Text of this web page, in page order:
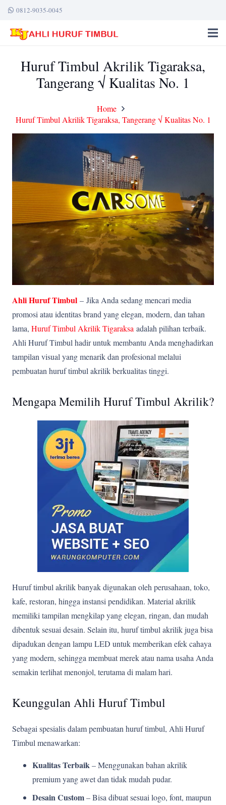
0812-9035-0045
Huruf Timbul Akrilik Tigaraksa,
Tangerang √ Kualitas No. 1
Home
Huruf Timbul Akrilik Tigaraksa, Tangerang √ Kualitas No. 1
Ahli Huruf Timbul – Jika Anda sedang mencari media
promosi atau identitas brand yang elegan, modern, dan tahan
lama, Huruf Timbul Akrilik Tigaraksa adalah pilihan terbaik.
Ahli Huruf Timbul hadir untuk membantu Anda menghadirkan
tampilan visual yang menarik dan profesional melalui
pembuatan huruf timbul akrilik berkualitas tinggi.
Mengapa Memilih Huruf Timbul Akrilik?
Huruf timbul akrilik banyak digunakan oleh perusahaan, toko,
kafe, restoran, hingga instansi pendidikan. Material akrilik
memiliki tampilan mengkilap yang elegan, ringan, dan mudah
dibentuk sesuai desain. Selain itu, huruf timbul akrilik juga bisa
dipadukan dengan lampu LED untuk memberikan efek cahaya
yang modern, sehingga membuat merek atau nama usaha Anda
semakin terlihat menonjol, terutama di malam hari.
Keunggulan Ahli Huruf Timbul
Sebagai spesialis dalam pembuatan huruf timbul, Ahli Huruf
Timbul menawarkan:
Kualitas Terbaik– Menggunakan bahan akrilik
premium yang awet dan tidak mudah pudar.
Desain Custom– Bisa dibuat sesuai logo, font, maupun